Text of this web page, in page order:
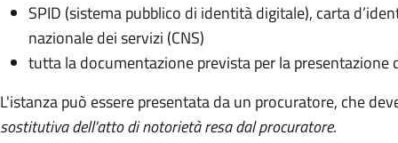
SPID (sistema pubblico di identità digitale), carta
nazionale dei servizi (CNS)
tutta la documentazione prevista per la presentazione
L'istanza può essere presentata da un procuratore, che
sostitutiva dell'atto di notorietà resa dal procuratore.